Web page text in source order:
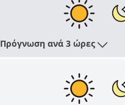
Πρόγνωση ανά 3 ώρες